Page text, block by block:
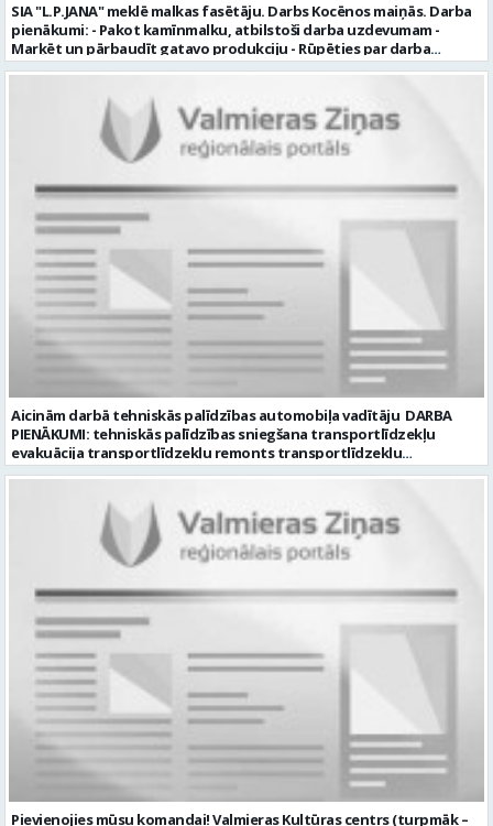
SIA "L.P.JANA" meklē malkas fasētāju. Darbs Kocēnos maiņās. Darba
pienākumi: - Pakot kamīnmalku, atbilstoši darba uzdevumam -
Marķēt un pārbaudīt gatavo produkciju - Rūpēties par darba
kvalitāti un kārtību darba vietā Prasības kandidātiem: - Laba fiziskā
Uzņēmums piedāvā: - Atalgojumu EUR 1200 bruto (atkarīgs no
padarītā) - Vienmēr laikā izmaksātu algu - Profesionālus un
atbalstošus kolēģus Lūgums CV sūtīt uz e- pastu:
pasutijumi@lpjana.lv vai zvanīt pa tālruni: 28319289 Profesija:
SAIŅOŠANAS OPERATORS Algas izmaksas veids: Laika darba alga
Darba vietas adrese: LATVIJA, Gravas iela 2, Kocēni, Kocēnu pag.,
Valmieras nov. Slodze: Viena vesela slodze Darbības joma: Ražošana
Pieteikto vietu skaits: 2 Aktuāla līdz: 2027-09-07 Darba sākšanas
datums: 2026-08-17 Kontaktpersona: Davids Pavlovs
Aicinām darbā tehniskās palīdzības automobiļa vadītāju DARBA
PIENĀKUMI: tehniskās palīdzības sniegšana transportlīdzekļu
evakuācija transportlīdzekļu remonts transportlīdzekļu
sagatavošana tehniskai apskatei PRASĪBAS PRETENDENTIEM:
transportlīdzekļa vadītāja apliecība vēlama D, CE kategorijas
transportlīdzekļa vadītāja pieredze vismaz 2 gadi labas saskarsmes
un komunikācijas prasmes pieredze transportlīdzekļu remontu
veikšanā UZŅĒMUMS PIEDĀVĀ: darbu stabilā uzņēmumā darba
samaksu no 1600 EUR (pirms nodokļu nomaksas) darba laiku pēc
grafika: dežūra 08.00 – 17.00, 2.dežūra 08.00 – 21.00. pilnas sociālās
garantijas veselības apdrošināšanas iespējas dinamisku un
profesionālu darba vidi CV ar norādi vakancei „Tehniskās palīdzības
automobiļa vadītājs” iesniegt: sūtot elektroniski uz info@vtu-
valmiera.lv personīgi SIA „VTU Valmiera”, Reģ.nr. 40003004220,
administrācijas ēkas „Brandeļi”, Brandeļi, Kocēnu pagasts, Valmieras
novads, personāla daļā darba dienās no plkst. 09:00 līdz 16:00.
Sazināsimies ar pretendentiem, kuri būs izvirzīti nākamajai atlases
kārtai. * Iesniegtos personas datus SIA “VTU VALMIERA” izmantos, lai
konkursa kārtībā noteiktu vakancei atbilstošāko kandidātu. Ja
kandidāts vēlas, lai viņa personas dati tiktu saglabāti SIA “VTU
VALMIERA” iekšējā datu bāzē ar mērķi tos apstrādāt citos SIA “VTU
Pievienojies mūsu komandai! Valmieras Kultūras centrs (turpmāk –